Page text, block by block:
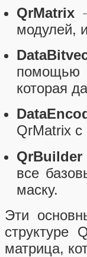
QrMatrix
модулей,
помощью
которая
QrMatrix
QrBuilder
все
маску.
Эти
структуре
матрица,